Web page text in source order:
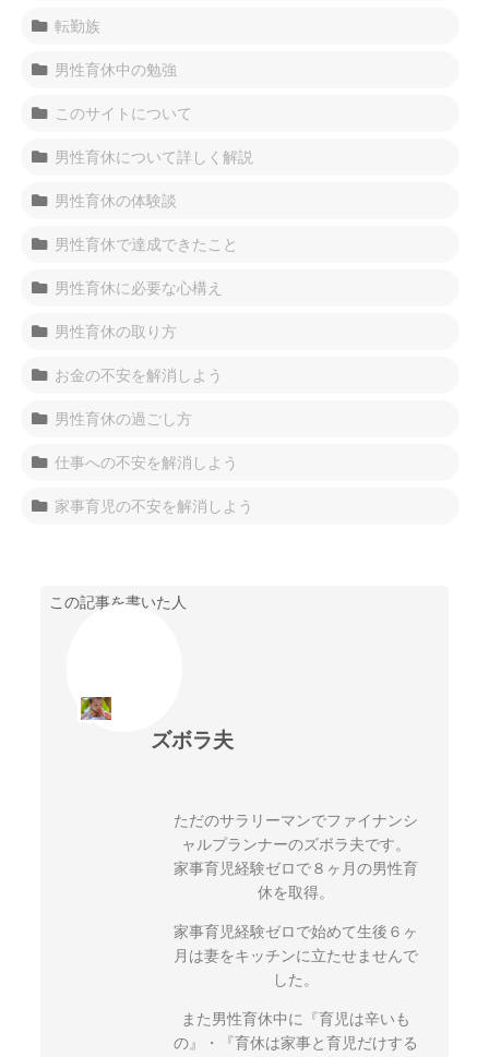
転勤族
男性育休中の勉強
このサイトについて
男性育休について詳しく解説
男性育休の体験談
男性育休で達成できたこと
男性育休に必要な心構え
男性育休の取り方
お金の不安を解消しよう
男性育休の過ごし方
仕事への不安を解消しよう
家事育児の不安を解消しよう
この記事を書いた人
ズボラ夫
ただのサラリーマンでファイナンシ
ャルプランナーのズボラ夫です。
家事育児経験ゼロで８ヶ月の男性育
休を取得。
家事育児経験ゼロで始めて生後６ヶ
月は妻をキッチンに立たせませんで
した。
また男性育休中に『育児は辛いも
の』・『育休は家事と育児だけする